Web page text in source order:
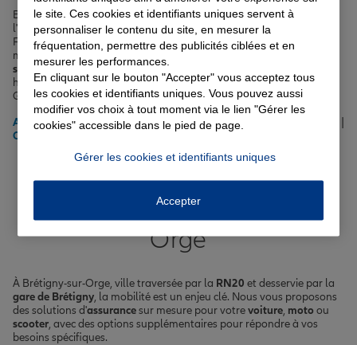
Brétigny-sur-Orge, avec son climat océanique dégradé typique de
l'Île-de-France et ses nombreux espaces verts comme le Parc La
Fontaine ou le square Nelson Mandela, mérite uneprotection
mesure. Nous offrons des
assurances auto
scolaireetemprunteurpour répondre à tous vos besoins, que vous
habitiez dans le quartier des Joncs Marins, près de la Place Federico
Garcia Lorca ou aux abords de la Base 217.
Assurance auto|Assurance habitation|Assurance prêt immobilier
Complémentaire santé
Votre assurance auto, moto
ou scooter à Brétigny-sur-
Orge
À Brétigny-sur-Orge, ville traversée par la RN20 et desservie par la
gare de Brétigny, la mobilité est un enjeu clé. Nous vous proposons
des solutions d'assurancesur mesure pour votrevoiture, moto ou
scooter, avec des options supplémentaires pour répondre à vos
besoins spécifiques.
le site. Ces cookies et identifiants uniques servent à
personnaliser le contenu du site, en mesurer la
fréquentation, permettre des publicités ciblées et en
mesurer les performances.
En cliquant sur le bouton "Accepter" vous acceptez tous
les cookies et identifiants uniques. Vous pouvez aussi
modifier vos choix à tout moment via le lien "Gérer les
cookies" accessible dans le pied de page.
Gérer les cookies et identifiants uniques
Accepter